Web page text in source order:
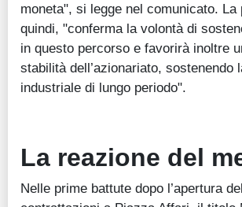
moneta", si legge nel comunicato. La
quindi, "conferma la volontà di
in questo percorso e favorirà inoltre
stabilità dell’azionariato, sostenendo
industriale di lungo periodo".
La reazione del
Nelle prime battute dopo l’apertura